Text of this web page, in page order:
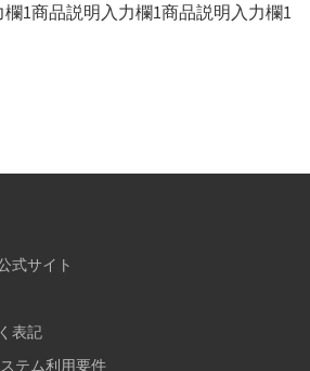
1商品説明入力欄1商品説明入力欄1
式サイト
表記
テム利用要件